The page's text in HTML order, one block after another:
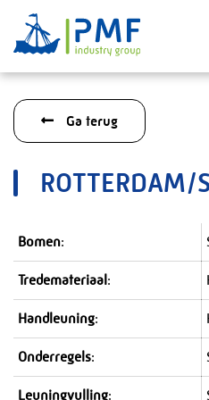
Menu
Wat doen wij?
Certificaten
Projecten
Het laatste nieuws
Contact
PMF Industry Group Code of
Ga terug
ROTTERDAM/
Bomen:
Tredemateriaal:
Handleuning:
Onderregels:
Leuningvulling: